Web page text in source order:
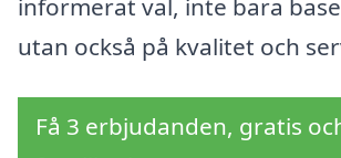
informerat val, inte bara
utan också på kvalitet och
Få 3 erbjudanden, gratis